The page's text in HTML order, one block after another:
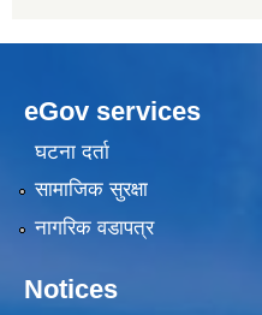
eGov services
घटना दर्ता
सामाजिक सुरक्षा
नागरिक वडापत्र
Notices